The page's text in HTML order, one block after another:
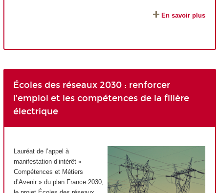
En savoir plus
Écoles des réseaux 2030 : renforcer
l’emploi et les compétences de la filière
électrique
Lauréat de l’appel à
manifestation d’intérêt «
Compétences et Métiers
d’Avenir » du plan France 2030,